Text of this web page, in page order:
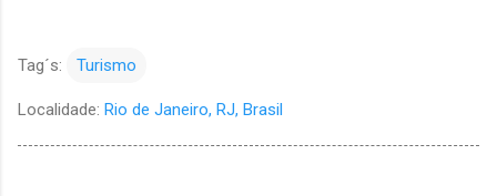
Tag´s: Turismo
Localidade: Rio de Janeiro, RJ, Brasil